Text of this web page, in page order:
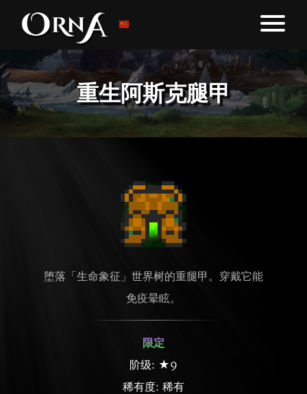
重生阿斯克腿甲
堕落「生命象征」世界树的重腿甲。穿戴它能
免疫晕眩。
限定
阶级: ★9
稀有度: 稀有